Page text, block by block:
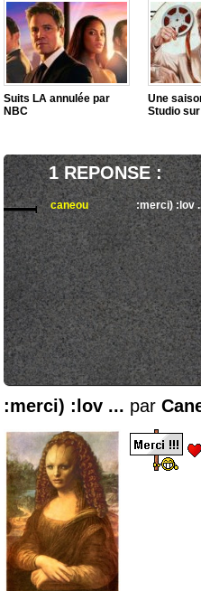
Suits LA annulée par
NBC
Une
Studio
1 REPONSE :
caneou :merci) :lov
:merci) :lov ... par